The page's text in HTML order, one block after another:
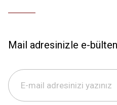
Mail adresinizle e-